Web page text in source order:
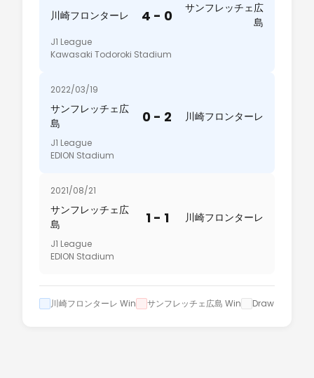
川崎フロンターレ 4 - 0
サンフレッチェ広
島
J1 League
Kawasaki Todoroki Stadium
2022/03/19
サンフレッチェ広
島
0 - 2 川崎フロンターレ
J1 League
EDION Stadium
2021/08/21
サンフレッチェ広
島
1 - 1 川崎フロンターレ
J1 League
EDION Stadium
川崎フロンターレ Win サンフレッチェ広島 Win Draw